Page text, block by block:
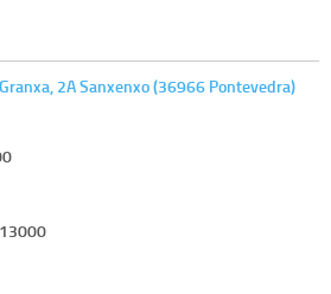
2A Sanxenxo (36966 Pontevedra)